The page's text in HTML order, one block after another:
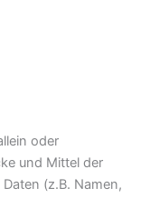
oder
und Mittel der
(z.B. Namen,